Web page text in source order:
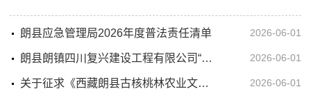
朗县应急管理局2026年度普法责任清单 2026-06-01
朗县朗镇四川复兴建设工程有限公司“3·20”一般起重伤害事故调查报告 2026-06-01
关于征求《西藏朗县古核桃林农业文化遗产传承发展三年行动计划（2026-2028年）（征求意见稿）》社会公众意见的公告 2026-06-01